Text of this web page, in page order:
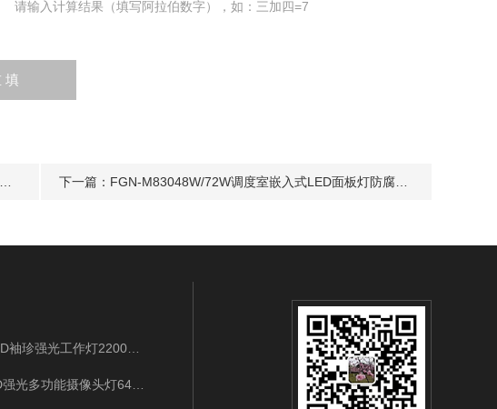
请输入计算结果（填写阿拉伯数字），如：三加四=7
下一篇： FGN-M83048W/72W调度室嵌入式LED面板灯防腐白光